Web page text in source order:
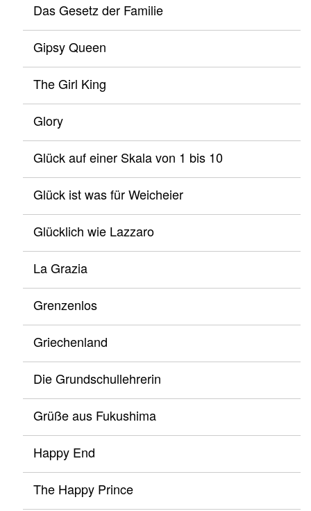
Das Gesetz der Familie
Gipsy Queen
The Girl King
Glory
Glück auf einer Skala von 1 bis 10
Glück ist was für Weicheier
Glücklich wie Lazzaro
La Grazia
Grenzenlos
Griechenland
Die Grundschullehrerin
Grüße aus Fukushima
Happy End
The Happy Prince